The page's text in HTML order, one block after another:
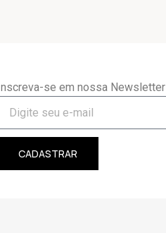
Inscreva-se em nossa Newsletter
CADASTRAR